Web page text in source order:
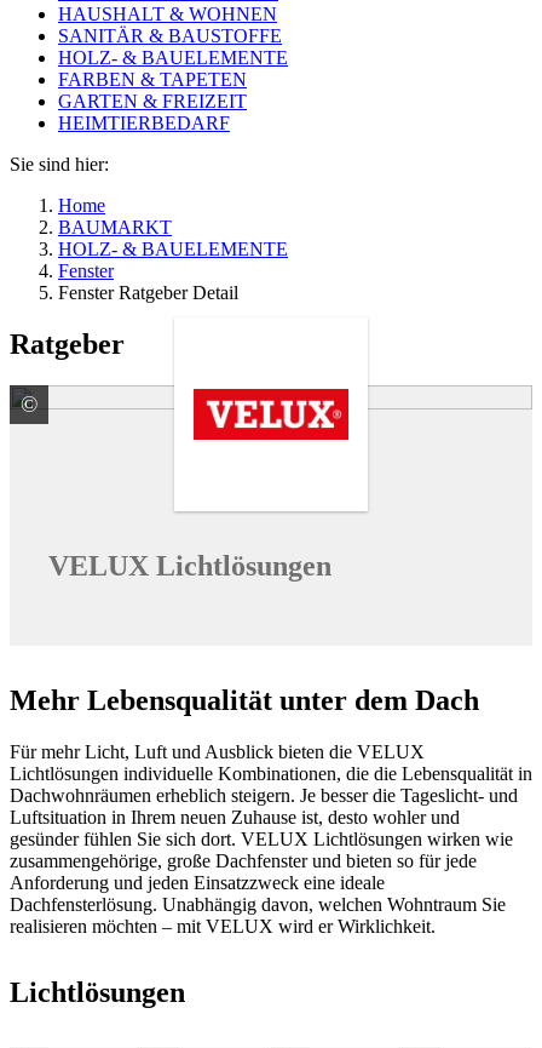
HAUSHALT & WOHNEN
SANITÄR & BAUSTOFFE
HOLZ- & BAUELEMENTE
FARBEN & TAPETEN
GARTEN & FREIZEIT
HEIMTIERBEDARF
Sie sind hier:
Home
BAUMARKT
HOLZ- & BAUELEMENTE
Fenster
Fenster Ratgeber Detail
Ratgeber
© VELUX Deutschland GmbH
VELUX Lichtlösungen
Mehr Lebensqualität unter dem Dach
Für mehr Licht, Luft und Ausblick bieten die VELUX
Lichtlösungen individuelle Kombinationen, die die Lebensqualität in
Dachwohnräumen erheblich steigern. Je besser die Tageslicht- und
Luftsituation in Ihrem neuen Zuhause ist, desto wohler und
gesünder fühlen Sie sich dort. VELUX Lichtlösungen wirken wie
zusammengehörige, große Dachfenster und bieten so für jede
Anforderung und jeden Einsatzzweck eine ideale
Dachfensterlösung. Unabhängig davon, welchen Wohntraum Sie
realisieren möchten – mit VELUX wird er Wirklichkeit.
Lichtlösungen